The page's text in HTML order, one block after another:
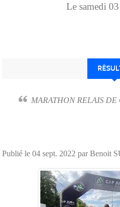
Le samedi 03
MARATHON RELAIS
Publié le 04 sept. 2022 par Benoit